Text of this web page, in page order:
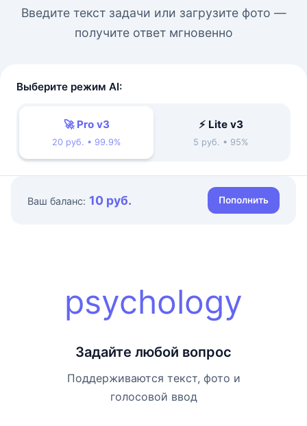
Введите текст задачи или загрузите фото —
получите ответ мгновенно
Выберите режим AI:
🚀 Pro v3
20 руб. • 99.9%
⚡ Lite v3
5 руб. • 95%
Ваш баланс: 10 руб. Пополнить
psychology
Задайте любой вопрос
Поддерживаются текст, фото и
голосовой ввод